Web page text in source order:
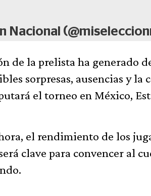
Nacional
de la prelista ha generado
sorpresas, ausencias y
el torneo en México,
el rendimiento de los
clave para convencer al